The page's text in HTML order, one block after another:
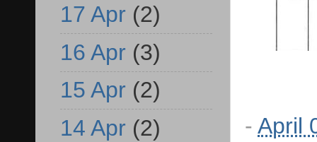
- April
17 Apr (2)
16 Apr (3)
15 Apr (2)
14 Apr (2)